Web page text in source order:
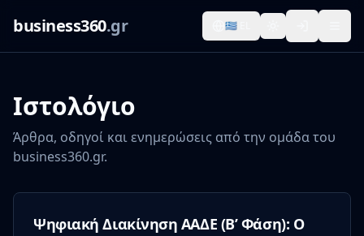
business360.gr 🇬🇷 EL
Ιστολόγιο
Άρθρα, οδηγοί και ενημερώσεις από την ομάδα του
business360.gr.
Ψηφιακή Διακίνηση ΑΑΔΕ (Β’ Φάση): Ο